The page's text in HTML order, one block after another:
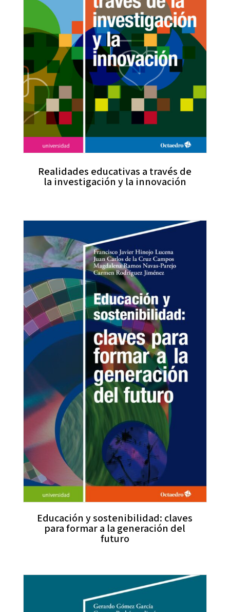
Realidades educativas a través de
la investigación y la innovación
Educación y sostenibilidad: claves
para formar a la generación del
futuro